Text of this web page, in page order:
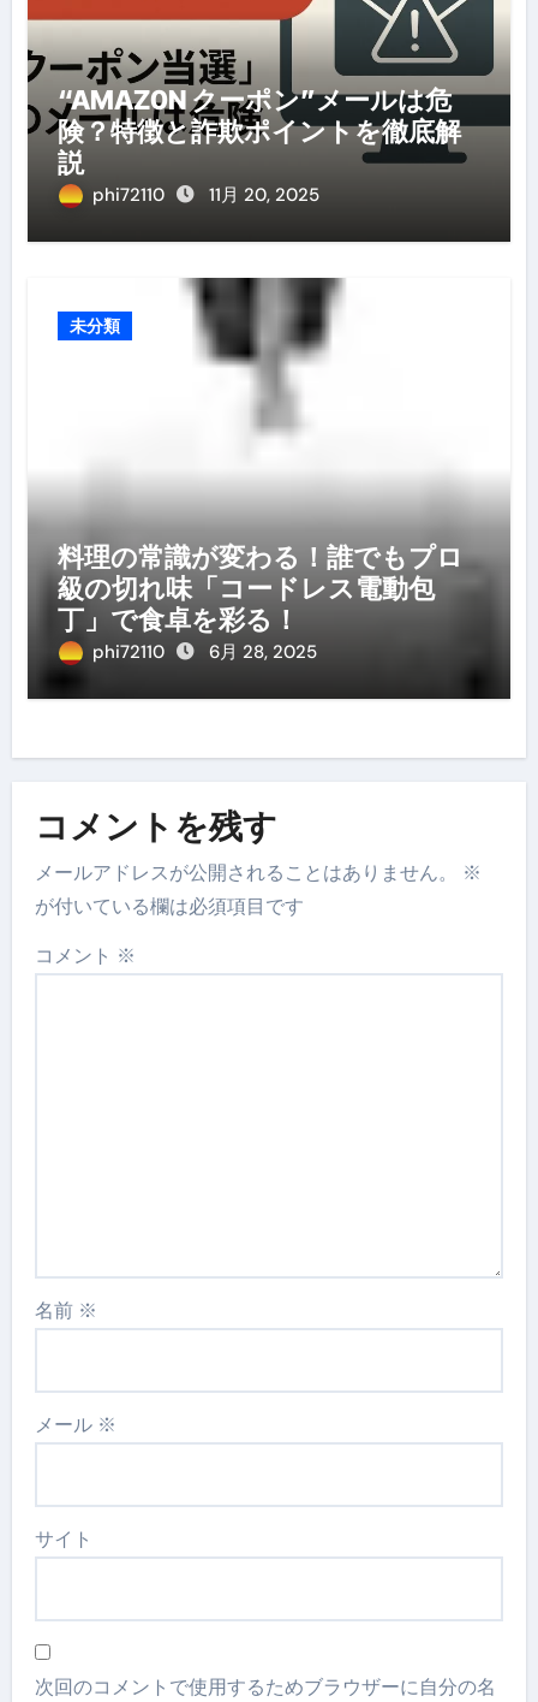
“AMAZ0N クーポン”メールは危
険？特徴と詐欺ポイントを徹底解
説
phi72110 11月 20, 2025
未分類
料理の常識が変わる！誰でもプロ
級の切れ味「コードレス電動包
丁」で食卓を彩る！
phi72110 6月 28, 2025
コメントを残す
メールアドレスが公開されることはありません。
※
が付いている欄は必須項目です
コメント ※
名前 ※
メール ※
サイト
次回のコメントで使用するためブラウザーに自分の名